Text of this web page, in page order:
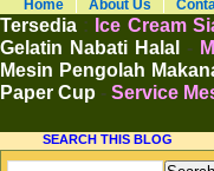
Home About Us
Tersedia : Ice Cream
Gelatin Nabati Halal
-
Mesin Pengolah
Paper Cup - Service
SEARCH THIS BLOG